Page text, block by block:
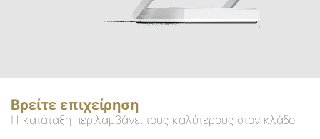
Βρείτε επιχείρηση
Η κατάταξη περιλαμβάνει τους καλύτερους στον κλάδο